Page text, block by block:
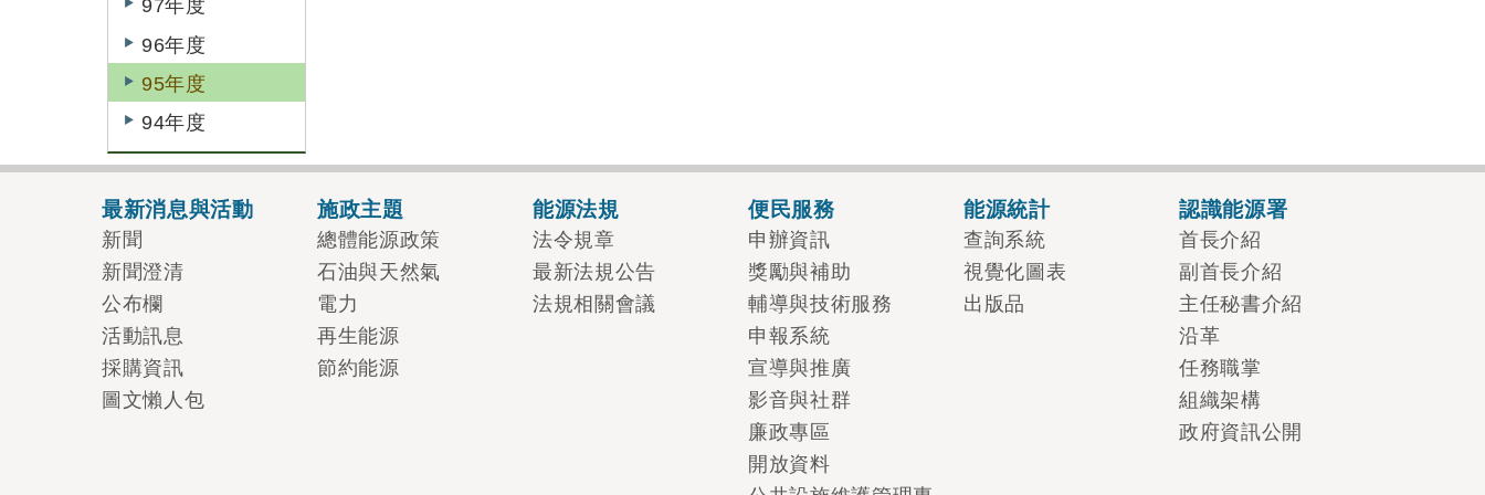
97年度
96年度
95年度
94年度
最新消息與活動
新聞
新聞澄清
公布欄
活動訊息
採購資訊
圖文懶人包
施政主題
總體能源政策
石油與天然氣
電力
再生能源
節約能源
能源法規
法令規章
最新法規公告
法規相關會議
便民服務
申辦資訊
獎勵與補助
輔導與技術服務
申報系統
宣導與推廣
影音與社群
廉政專區
開放資料
能源統計
查詢系統
視覺化圖表
出版品
認識能源署
首長介紹
副首長介紹
主任秘書介紹
沿革
任務職掌
組織架構
政府資訊公開